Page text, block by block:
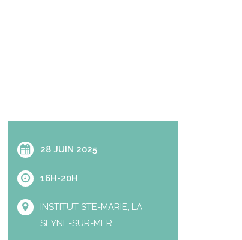
28 JUIN 2025
16H-20H
INSTITUT STE-MARIE, LA
SEYNE-SUR-MER